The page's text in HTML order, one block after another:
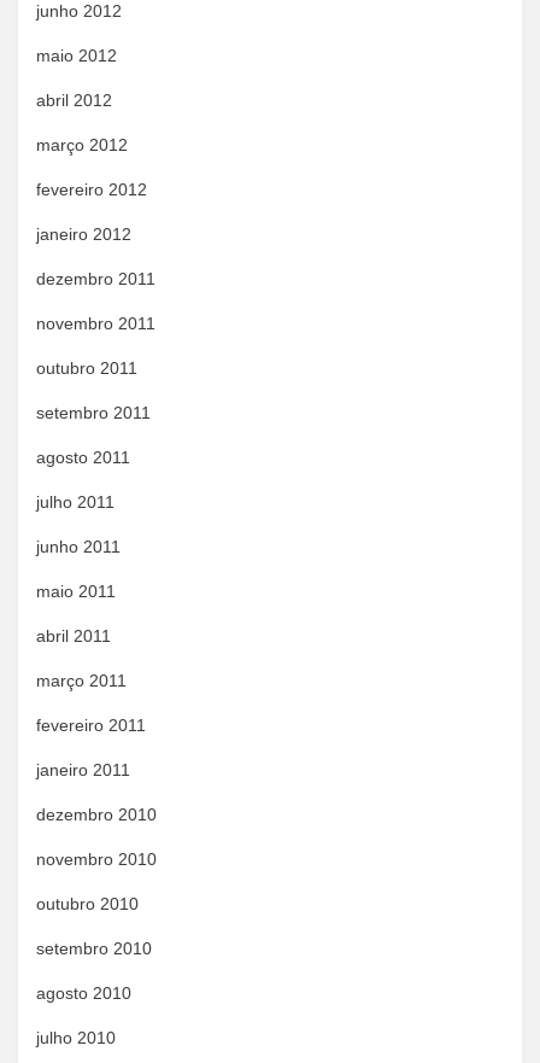
junho 2012
maio 2012
abril 2012
março 2012
fevereiro 2012
janeiro 2012
dezembro 2011
novembro 2011
outubro 2011
setembro 2011
agosto 2011
julho 2011
junho 2011
maio 2011
abril 2011
março 2011
fevereiro 2011
janeiro 2011
dezembro 2010
novembro 2010
outubro 2010
setembro 2010
agosto 2010
julho 2010